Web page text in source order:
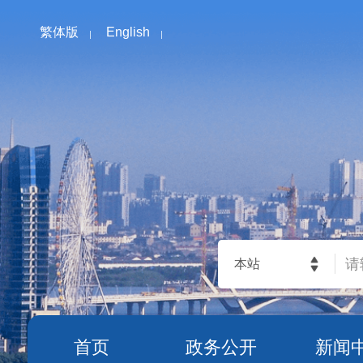
繁体版 English
本站
首页 政务公开 新闻